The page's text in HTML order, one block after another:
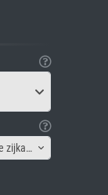
Canvas lijst - Afbeelding gespiegeld aan de zijkant